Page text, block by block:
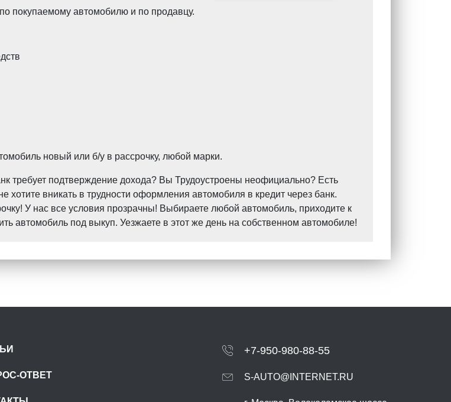
покупаемому автомобилю и по продавцу.
новый или б/у в рассрочку, любой марки.
требует подтверждение дохода? Вы Трудоустроены неофициально? Есть
вникать в трудности оформления автомобиля в кредит через банк.
У нас все условия прозрачны! Выбираете любой автомобиль, приходите к
автомобиль под выкуп. Уезжаете в этот же день на собственном автомобиле!
ОТВЕТ
+7-950-980-88-55
S-AUTO@INTERNET.RU